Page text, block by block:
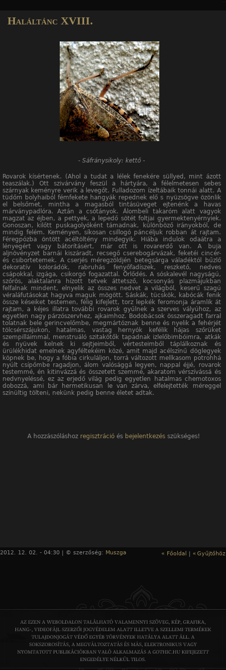
Haláltánc XVIII.
- Sáfránysikoly: kettő -
Rovarok kísértenek. (Ahol a tudat a lélek fenekére süllyed, mint ázott
teaszálak.) Ott szivárvány feszül a hártyára, a félelmetesen sebes
szárnyak keményre verik a levegőt. Fulladozom ízeltábaik tonnái alatt. A
tüdőm bolyhaiból fémfekete hangyák repednek elő s nyüzsögve özönlik
el belsőmet, mintha a magasból tintásüveget ejtenénk a havas
márványpadlóra. Aztán a csótányok. Álombeli takaróm alatt vagyok
magzat az éjben, a pettyek, a lepedő sötét foltjai gyermektenyérnyiek.
Gonoszan, kilőtt puskagolyóként támadnak, különböző irányokból, de
mindig felém. Keményen, síkosan csillogó páncéljuk robban át rajtam.
Féregpózba öntött acéltöltény mindegyik. Hiába indulok odaátra a
lényegért vagy bátorításért, már ott is rovarerdő van. A buja
aljnövényzet barnái kiszáradt, recsegő cserebogárvázak, feketéi cincér-
és csibortetemek. A cserjés méregzöldjén betegsárga váladéktól bűzlő
dekoratív kolorádók, rabruhás fenyőfadíszek, reszkető, nedves
csápokkal, izgága, csikorgó fogazattal. Őrlődés. A sóskalevél nagyságú,
szőrös, alaktalanra hízott tetvek áttetsző, kocsonyás plazmájukban
felfalnak mindent, elnyelik az összes nedvet a világból, keserű szagú
véraláfutásokat hagyva maguk mögött. Sáskák, tücskök, kabócák fenik
össze késeiket testemen, félig kifejlett, torz lepkék feromonja áramlik át
rajtam, a kéjes illatra további rovarok gyűlnek a szerves vályúhoz, az
egyetlen nagy párzószervhez, ajkaimhoz. Bodobácsok összeragadt farral
tolatnak bele gerincvelőmbe, megmártóznak benne és nyelik a fehérjét
tölcsérszájukon, hatalmas, vastag hernyók kefélik hájas szőrüket
szempilláimmal, menstruáló szitakötők tapadnak izlelőbimbóimra, atkák
és nyüvek kelnek ki sejtjeimből, vértesteimből táplálkoznak és
ürülékhidat emelnek agyféltekéim közé, amit majd acélszínű döglegyek
köpnek be, hogy a fóbia cirkuláljon, torrá változott mellkasom potrohhá
nyúlt csípőmbe ragadjon, álom valósággá legyen, nappal éjjé, rovarok
testemmé, én kitinvázzá és összetett szemmé, akaratom vérszívássá és
nedvnyeléssé, ez az erjedő világ pedig egyetlen hatalmas chemotoxos
dobozzá, ami bár hermetikusan le van zárva, elfelejtették méreggel
színültig tölteni, nekünk pedig benne életet adtak.
A hozzászóláshoz regisztrációés bejelentkezésszükséges!
2012. 12. 02. - 04:30 | © szerzőség: Muszga « Főoldal | « Gyűjtőhöz